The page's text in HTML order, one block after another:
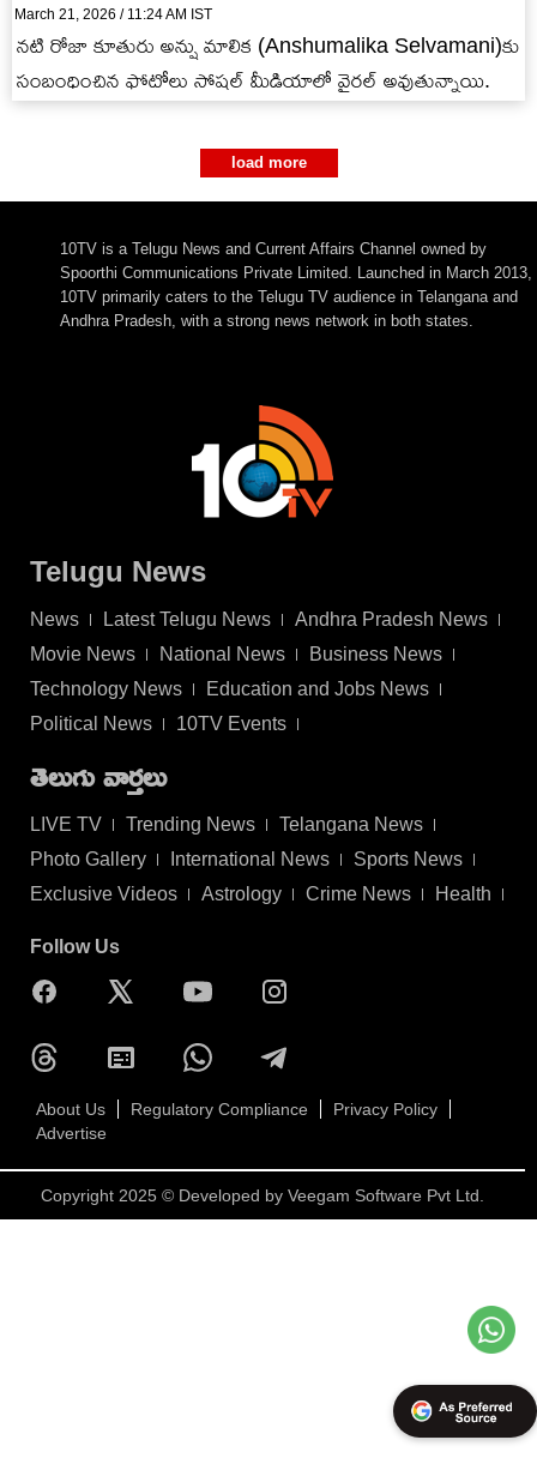
March 21, 2026 / 11:24 AM IST
న‌టి రోజా కూతురు అన్షు మాలిక (Anshumalika Selvamani)కు
సంబంధించిన ఫోటోలు సోష‌ల్ మీడియాలో వైర‌ల్ అవుతున్నాయి.
load more
10TV is a Telugu News and Current Affairs Channel owned by
Spoorthi Communications Private Limited. Launched in March 2013,
10TV primarily caters to the Telugu TV audience in Telangana and
Andhra Pradesh, with a strong news network in both states.
Telugu News
News Latest Telugu News
Andhra Pradesh News
Movie News
National News
Business News
Technology News
Education and Jobs News
Political News
10TV Events
తెలుగు వార్తలు
LIVE TV Trending News
Telangana News
Photo Gallery
International News
Sports News
Exclusive Videos
Astrology Crime News Health
Follow Us
About Us Regulatory Compliance
Privacy Policy
Advertise
Copyright 2025 © Developed by Veegam Software Pvt Ltd.